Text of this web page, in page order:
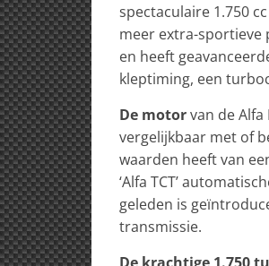
spectaculaire 1.750
meer extra-sportieve
en heeft
kleptiming, een
De motorvan de
vergelijkbaar met of
waarden heeft van
‘Alfa TCT’
geleden is
transmissie.
De krachtige 1.750